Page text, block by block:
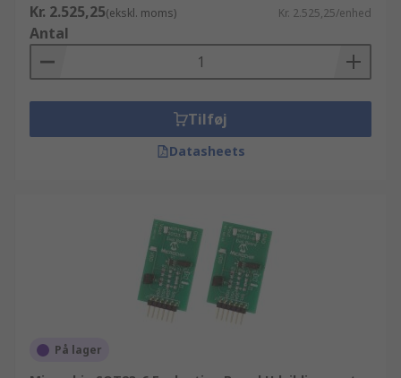
Kr. 2.525,25(ekskl. moms) Kr. 2.525,25/enhed
Antal
Tilføj
Datasheets
På lager